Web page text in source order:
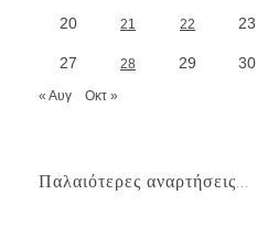
20 21 22 23
27 28 29 30
« Αυγ Οκτ »
Παλαιότερες αναρτήσεις...